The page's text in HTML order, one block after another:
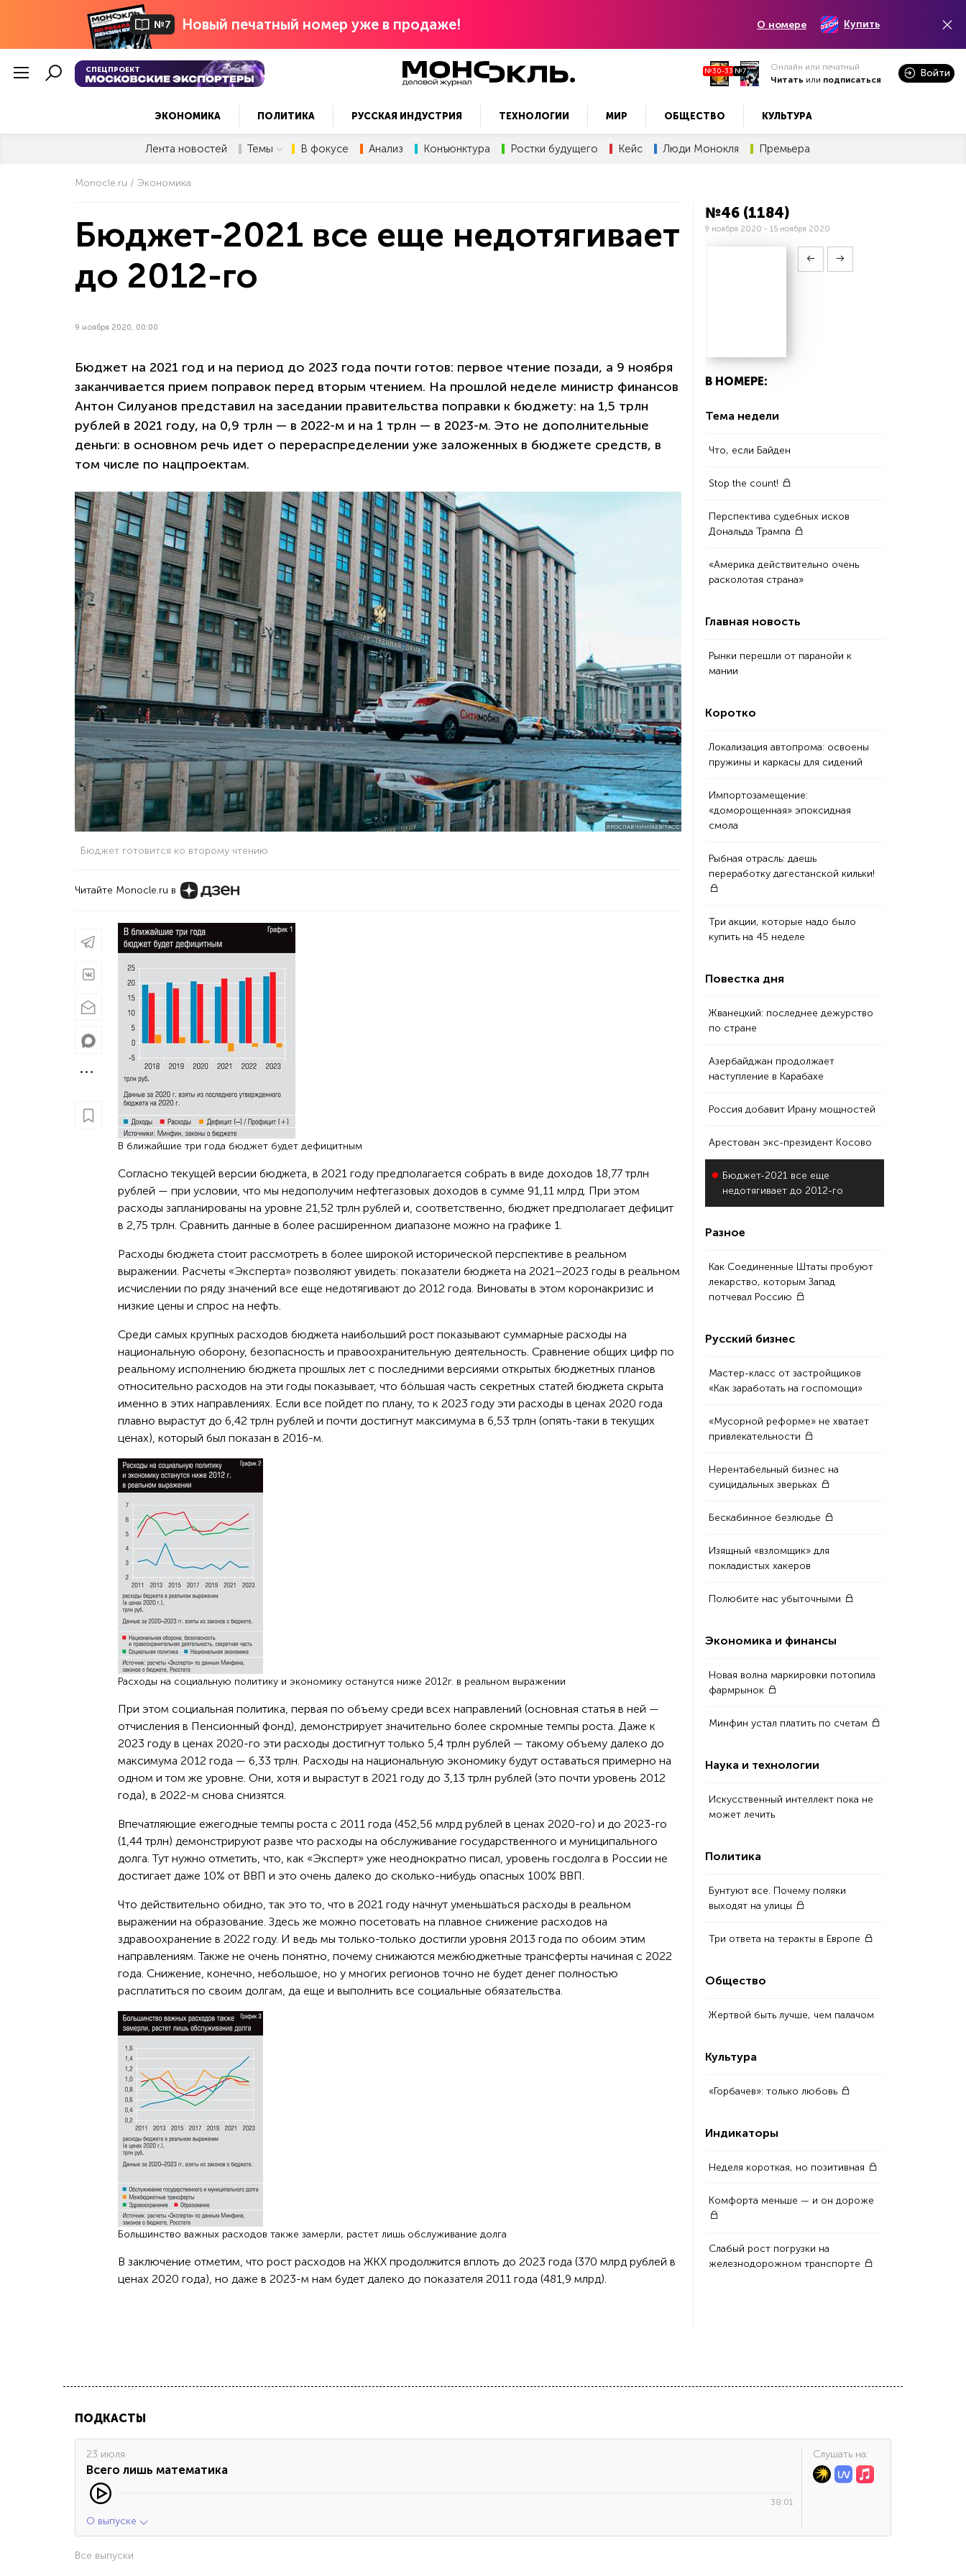
№7 Новый печатный номер уже в продаже! О номере Купить
СПЕЦПРОЕКТ №30-33 №7
Онлайн или печатный
Читать или подписаться
Войти
ЭКОНОМИКА ПОЛИТИКА РУССКАЯ ИНДУСТРИЯ ТЕХНОЛОГИИ МИР ОБЩЕСТВО КУЛЬТУРА
Лента новостей Темы В фокусе Анализ Конъюнктура Ростки будущего Кейс Люди Монокля Премьера
Monocle.ru Экономика
Бюджет-2021 все еще недотягивает
до 2012-го
9 ноября 2020, 00:00
Бюджет на 2021 год и на период до 2023 года почти готов: первое чтение позади, а 9 ноября
заканчивается прием поправок перед вторым чтением. На прошлой неделе министр финансов
Антон Силуанов представил на заседании правительства поправки к бюджету: на 1,5 трлн
рублей в 2021 году, на 0,9 трлн — в 2022-м и на 1 трлн — в 2023-м. Это не дополнительные
деньги: в основном речь идет о перераспределении уже заложенных в бюджете средств, в
том числе по нацпроектам.
ЯРОСЛАВ ЧИНГАЕВ/ТАСС
Бюджет готовится ко второму чтению
Читайте Monocle.ru в
В ближайшие три года бюджет будет дефицитным
Согласно текущей версии бюджета, в 2021 году предполагается собрать в виде доходов 18,77 трлн
рублей — при условии, что мы недополучим нефтегазовых доходов в сумме 91,11 млрд. При этом
расходы запланированы на уровне 21,52 трлн рублей и, соответственно, бюджет предполагает дефицит
в 2,75 трлн. Сравнить данные в более расширенном диапазоне можно на графике 1.
Расходы бюджета стоит рассмотреть в более широкой исторической перспективе в реальном
выражении. Расчеты «Эксперта» позволяют увидеть: показатели бюджета на 2021–2023 годы в реальном
исчислении по ряду значений все еще недотягивают до 2012 года. Виноваты в этом коронакризис и
низкие цены и спрос на нефть.
Среди самых крупных расходов бюджета наибольший рост показывают суммарные расходы на
национальную оборону, безопасность и правоохранительную деятельность. Сравнение общих цифр по
реальному исполнению бюджета прошлых лет с последними версиями открытых бюджетных планов
относительно расходов на эти годы показывает, что бóльшая часть секретных статей бюджета скрыта
именно в этих направлениях. Если все пойдет по плану, то к 2023 году эти расходы в ценах 2020 года
плавно вырастут до 6,42 трлн рублей и почти достигнут максимума в 6,53 трлн (опять-таки в текущих
ценах), который был показан в 2016-м.
Расходы на социальную политику и экономику останутся ниже 2012г. в реальном выражении
При этом социальная политика, первая по объему среди всех направлений (основная статья в ней —
отчисления в Пенсионный фонд), демонстрирует значительно более скромные темпы роста. Даже к
2023 году в ценах 2020-го эти расходы достигнут только 5,4 трлн рублей — такому объему далеко до
максимума 2012 года — 6,33 трлн. Расходы на национальную экономику будут оставаться примерно на
одном и том же уровне. Они, хотя и вырастут в 2021 году до 3,13 трлн рублей (это почти уровень 2012
года), в 2022-м снова снизятся.
Впечатляющие ежегодные темпы роста с 2011 года (452,56 млрд рублей в ценах 2020-го) и до 2023-го
(1,44 трлн) демонстрируют разве что расходы на обслуживание государственного и муниципального
долга. Тут нужно отметить, что, как «Эксперт» уже неоднократно писал, уровень госдолга в России не
достигает даже 10% от ВВП и это очень далеко до сколько-нибудь опасных 100% ВВП.
Что действительно обидно, так это то, что в 2021 году начнут уменьшаться расходы в реальном
выражении на образование. Здесь же можно посетовать на плавное снижение расходов на
здравоохранение в 2022 году. И ведь мы только-только достигли уровня 2013 года по обоим этим
направлениям. Также не очень понятно, почему снижаются межбюджетные трансферты начиная с 2022
года. Снижение, конечно, небольшое, но у многих регионов точно не будет денег полностью
расплатиться по своим долгам, да еще и выполнить все социальные обязательства.
Большинство важных расходов также замерли, растет лишь обслуживание долга
В заключение отметим, что рост расходов на ЖКХ продолжится вплоть до 2023 года (370 млрд рублей в
ценах 2020 года), но даже в 2023-м нам будет далеко до показателя 2011 года (481,9 млрд).
№46 (1184)
9 ноября 2020 - 15 ноября 2020
В НОМЕРЕ:
Тема недели
Что, если Байден
Stop the count!
Перспектива судебных исков
Дональда Трампа
«Америка действительно очень
расколотая страна»
Главная новость
Рынки перешли от паранойи к
мании
Коротко
Локализация автопрома: освоены
пружины и каркасы для сидений
Импортозамещение:
«доморощенная» эпоксидная
смола
Рыбная отрасль: даешь
переработку дагестанской кильки!
Три акции, которые надо было
купить на 45 неделе
Повестка дня
Жванецкий: последнее дежурство
по стране
Азербайджан продолжает
наступление в Карабахе
Россия добавит Ирану мощностей
Арестован экс-президент Косово
Бюджет-2021 все еще
недотягивает до 2012-го
Разное
Как Соединенные Штаты пробуют
лекарство, которым Запад
потчевал Россию
Русский бизнес
Мастер-класс от застройщиков
«Как заработать на госпомощи»
«Мусорной реформе» не хватает
привлекательности
Нерентабельный бизнес на
суицидальных зверьках
Бескабинное безлюдье
Изящный «взломщик» для
покладистых хакеров
Полюбите нас убыточными
Экономика и финансы
Новая волна маркировки потопила
фармрынок
Минфин устал платить по счетам
Наука и технологии
Искусственный интеллект пока не
может лечить
Политика
Бунтуют все. Почему поляки
выходят на улицы
Три ответа на теракты в Европе
Общество
Жертвой быть лучше, чем палачом
Культура
«Горбачев»: только любовь
Индикаторы
Неделя короткая, но позитивная
Комфорта меньше — и он дороже
Слабый рост погрузки на
железнодорожном транспорте
ПОДКАСТЫ
23 июля
Всего лишь математика
38:01
О выпуске
Cлушать на:
Все выпуски